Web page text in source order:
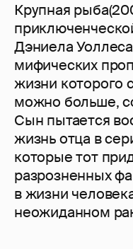
Крупная
Дэниела
мифических
жизни которого
можно больше,
Сын пытается
жизнь отца в
которые тот
разрозненных
в жизни
неожиданном